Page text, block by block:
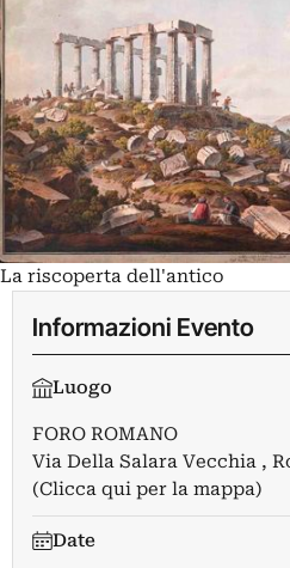
La riscoperta dell'antico
Informazioni Evento
Luogo
FORO ROMANO
Via Della Salara Vecchia ,
(Clicca qui per la mappa)
Date